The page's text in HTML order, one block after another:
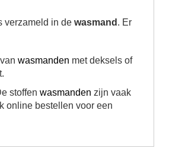
verzameld in de wasmand . Er
wasmanden met deksels of
stoffen wasmanden zijn vaak
online bestellen voor een